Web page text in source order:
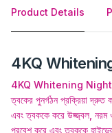
Product Details
4KQ
4KQ Whitening Night
ত্বকের পুনর্গঠন প্রক্রিয়া দ্রুত
এবং ত্বককে করে উজ্জ্বল, নরম
প্রবেশ করে এবং ত্বককে